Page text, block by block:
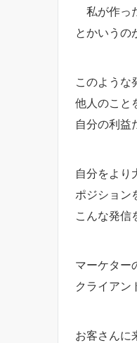
私が作っ
とかいうの
このような
他人のこと
自分の利益
自分をより
ポジション
こんな発信
マーケター
クライアン
お客さんに